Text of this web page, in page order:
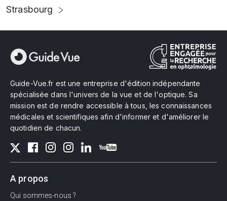
Strasbourg
Guide-Vue.fr est une entreprise d'édition indépendante
spécialisée dans l'univers de la vue et de l'optique. Sa
mission est de rendre accessible à tous, les connaissances
médicales et scientifiques afin d'informer et d'améliorer le
quotidien de chacun.
A propos
Qui sommes-nous ?